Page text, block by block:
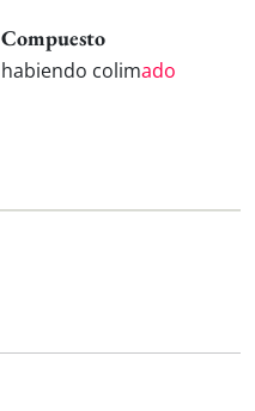
Compuesto
habiendo colimado